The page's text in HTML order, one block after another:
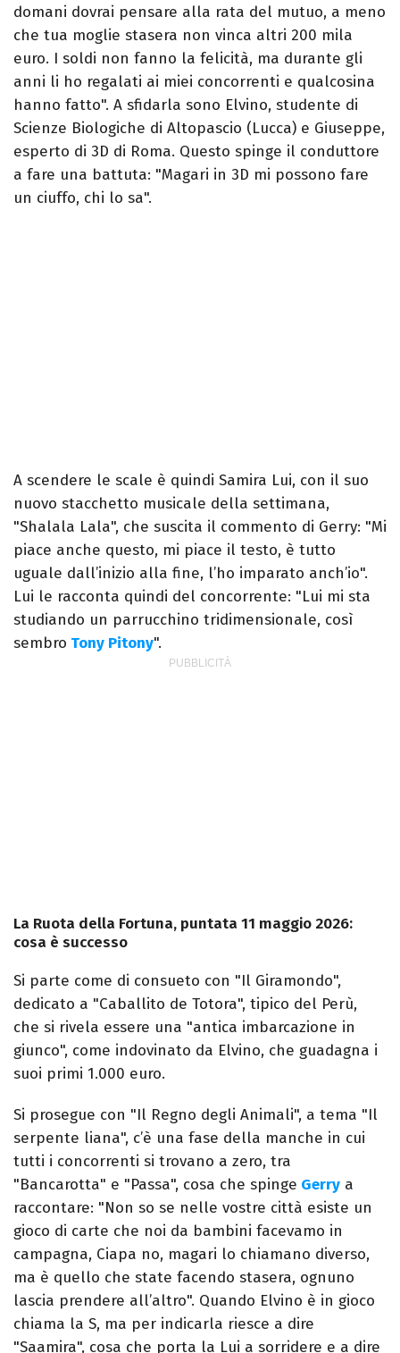
domani dovrai pensare alla rata del mutuo, a meno
che tua moglie stasera non vinca altri 200 mila
euro. I soldi non fanno la felicità, ma durante gli
anni li ho regalati ai miei concorrenti e qualcosina
hanno fatto". A sfidarla sono Elvino, studente di
Scienze Biologiche di Altopascio (Lucca) e Giuseppe,
esperto di 3D di Roma. Questo spinge il conduttore
a fare una battuta: "Magari in 3D mi possono fare
un ciuffo, chi lo sa".
A scendere le scale è quindi Samira Lui, con il suo
nuovo stacchetto musicale della settimana,
"Shalala Lala", che suscita il commento di Gerry: "Mi
piace anche questo, mi piace il testo, è tutto
uguale dall’inizio alla fine, l’ho imparato anch’io".
Lui le racconta quindi del concorrente: "Lui mi sta
studiando un parrucchino tridimensionale, così
sembro Tony Pitony".
La Ruota della Fortuna, puntata 11 maggio 2026:
cosa è successo
Si parte come di consueto con "Il Giramondo",
dedicato a "Caballito de Totora", tipico del Perù,
che si rivela essere una "antica imbarcazione in
giunco", come indovinato da Elvino, che guadagna i
suoi primi 1.000 euro.
Si prosegue con "Il Regno degli Animali", a tema "Il
serpente liana", c’è una fase della manche in cui
tutti i concorrenti si trovano a zero, tra
"Bancarotta" e "Passa", cosa che spinge Gerry a
raccontare: "Non so se nelle vostre città esiste un
gioco di carte che noi da bambini facevamo in
campagna, Ciapa no, magari lo chiamano diverso,
ma è quello che state facendo stasera, ognuno
lascia prendere all’altro". Quando Elvino è in gioco
chiama la S, ma per indicarla riesce a dire
"Saamira", cosa che porta la Lui a sorridere e a dire